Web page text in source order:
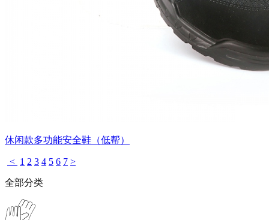
休闲款多功能安全鞋（低帮）
< 1 2 3 4 5 6 7 >
全部分类